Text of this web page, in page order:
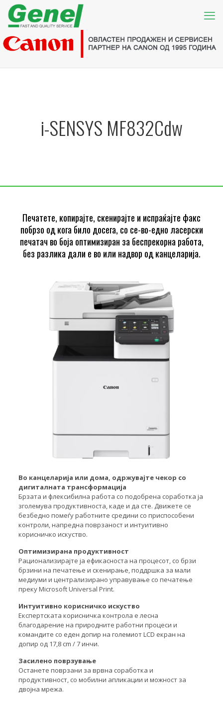
i-SENSYS MF832Cdw
Печатете, копирајте, скенирајте и испраќајте факс
побрзо од кога било досега, со се-во-едно ласерски
печатач во боја оптимизиран за беспрекорна работа,
без разлика дали е во или надвор од канцеларија.
Во канцеларија или дома, одржувајте чекор со
дигиталната трансформација
Брзата и флексибилна работа со подобрена соработка ја
зголемува продуктивноста, каде и да сте. Движете се
безбедно помеѓу работните средини со приспособени
контроли, напредна поврзаност и интуитивно
корисничко искуство.
Оптимизирана продуктивност
Рационализирајте ја ефикасноста на процесот, со брзи
брзини на печатење и скенирање, поддршка за мали
медиуми и централизирано управување со печатење
преку Microsoft Universal Print.
Интуитивно корисничко искуство
Експертската корисничка контрола е лесна
благодарение на природните работни процеси и
командите со еден допир на големиот LCD екран на
допир од 17,8 cm / 7 инчи.
Засилено поврзување
Останете поврзани за врвна соработка и
продуктивност, со мобилни апликации и можност за
двојна мрежа.